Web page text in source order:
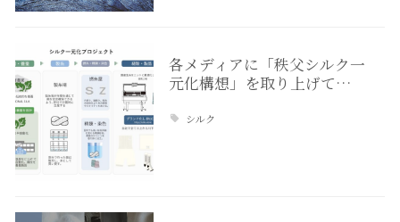
各メディアに「秩父シルク一
元化構想」を取り上げて…
シルク